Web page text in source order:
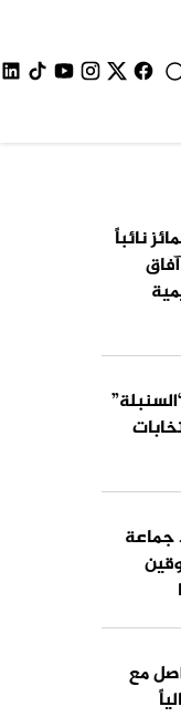
نائباً
جماعة
مع